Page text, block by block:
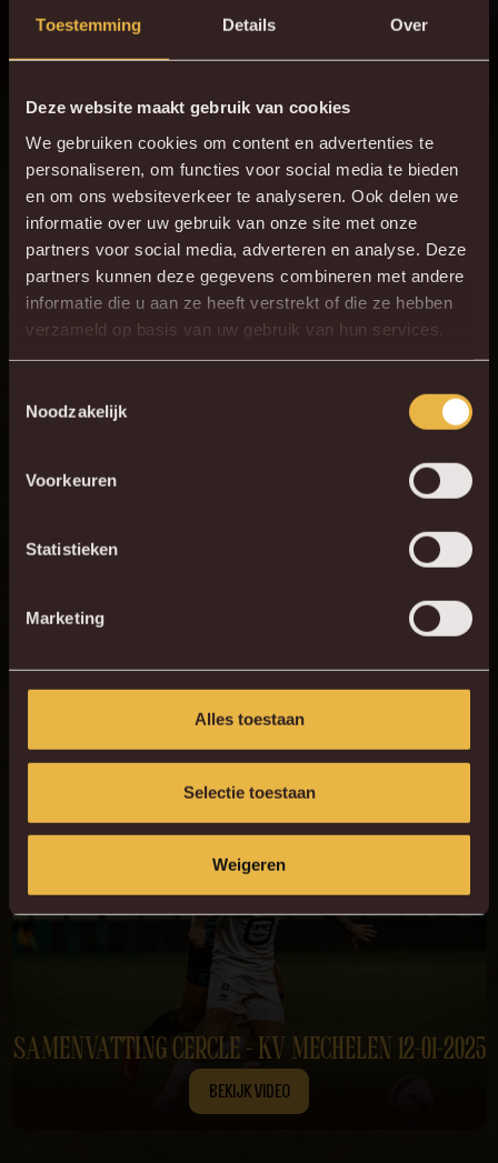
Toestemming Details Over
Deze website maakt gebruik van cookies
We gebruiken cookies om content en advertenties te
personaliseren, om functies voor social media te bieden
en om ons websiteverkeer te analyseren. Ook delen we
informatie over uw gebruik van onze site met onze
partners voor social media, adverteren en analyse. Deze
partners kunnen deze gegevens combineren met andere
informatie die u aan ze heeft verstrekt of die ze hebben
verzameld op basis van uw gebruik van hun services.
Noodzakelijk
Voorkeuren
Statistieken
Marketing
Alles toestaan
Selectie toestaan
Weigeren
90+8' 2 - 3
13
18 I. Struyf
8 M. Konaté
33 T. St. Jago
17 M. Servais
6 F. Hammar
29 D. Salifou
7 T. Koudou
9 M. van Brederode
Vorige confrontatie
Brugge voor een nieuwe confrontatie met Cercle Brugge.
Herbeleef alvast de hoogtepunten van ons vorige duel in Jan
Breydel via de samenvatting!
SAMENVATTING CERCLE - KV MECHELEN 12-01-2025
BEKIJK VIDEO